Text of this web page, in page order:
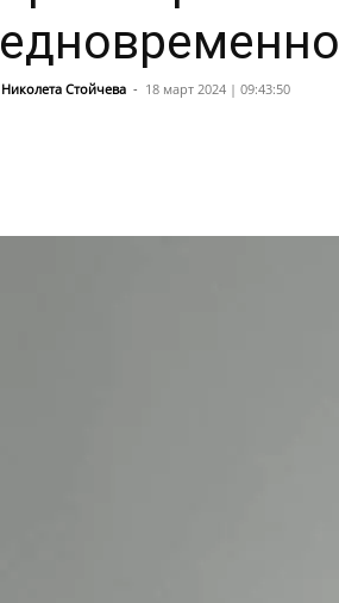
едновременно
Николета Стойчева - 18 март 2024 | 09:43:50